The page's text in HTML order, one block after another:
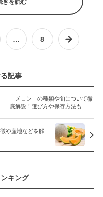
… 8
記事
「メロン」の種類や旬について徹
底解説！選び方や保存方法も
や産地などを解
キング